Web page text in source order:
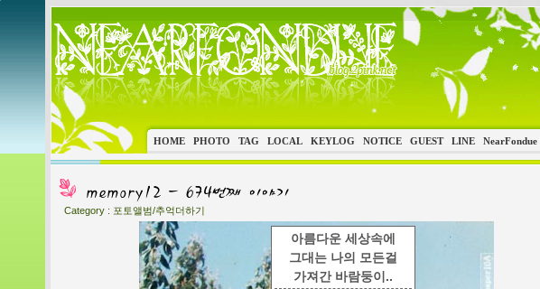
아름다운 세상속에
그대는 나의 모든걸
가져간 바람둥이..
HOME PHOTO TAG LOCAL KEYLOG NOTICE GUEST LINE NearFondue
Category : 포토앨범/추억더하기